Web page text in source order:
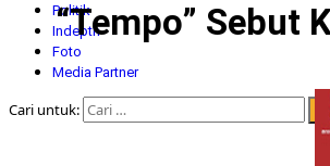
Politik
Indepth
Foto
Media Partner
Cari untuk:
“Tempo” Sebut